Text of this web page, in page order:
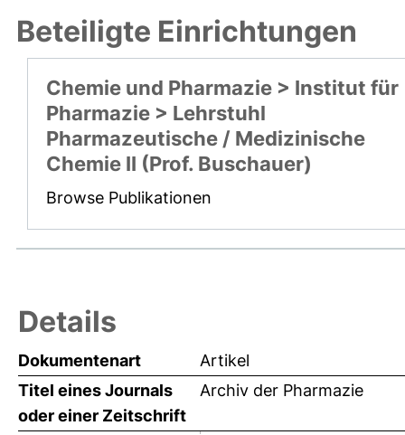
Beteiligte Einrichtungen
Chemie und Pharmazie > Institut für
Pharmazie > Lehrstuhl
Pharmazeutische / Medizinische
Chemie II (Prof. Buschauer)
Browse Publikationen
Details
Dokumentenart
Artikel
Titel eines Journals
oder einer Zeitschrift
Archiv der Pharmazie